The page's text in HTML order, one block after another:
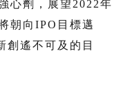
心劑，展望2022年
朝向IPO目標邁
創遙不可及的目